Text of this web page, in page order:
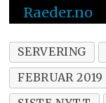
Raeder.no
SERVERING
FEBRUAR 2019